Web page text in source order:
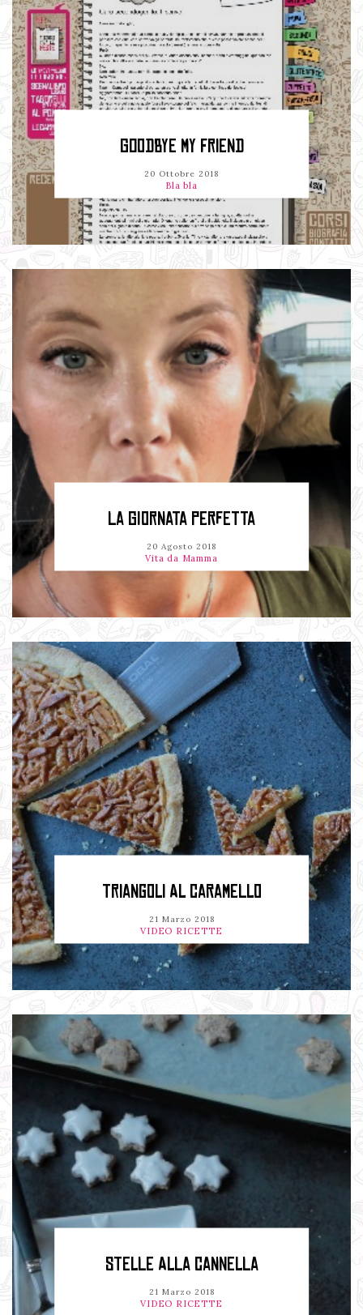
GOODBYE MY FRIEND
20 Ottobre 2018
Bla bla
LA GIORNATA PERFETTA
20 Agosto 2018
Vita da Mamma
TRIANGOLI AL CARAMELLO
21 Marzo 2018
VIDEO RICETTE
STELLE ALLA CANNELLA
21 Marzo 2018
VIDEO RICETTE